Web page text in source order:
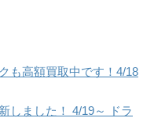
も高額買取中です！4/18
しました！ 4/19～ ドラ